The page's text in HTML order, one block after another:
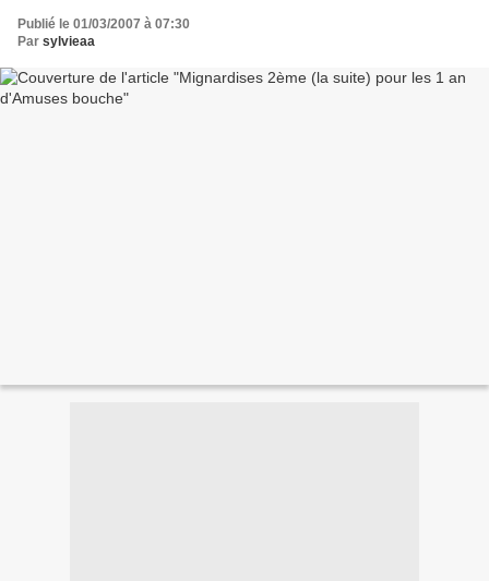
Publié le 01/03/2007 à 07:30
Par sylvieaa